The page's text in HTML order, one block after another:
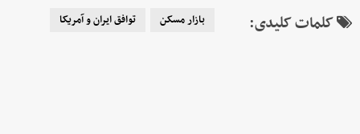
کلمات کلیدی: بازار مسکن توافق ایران و آمریکا